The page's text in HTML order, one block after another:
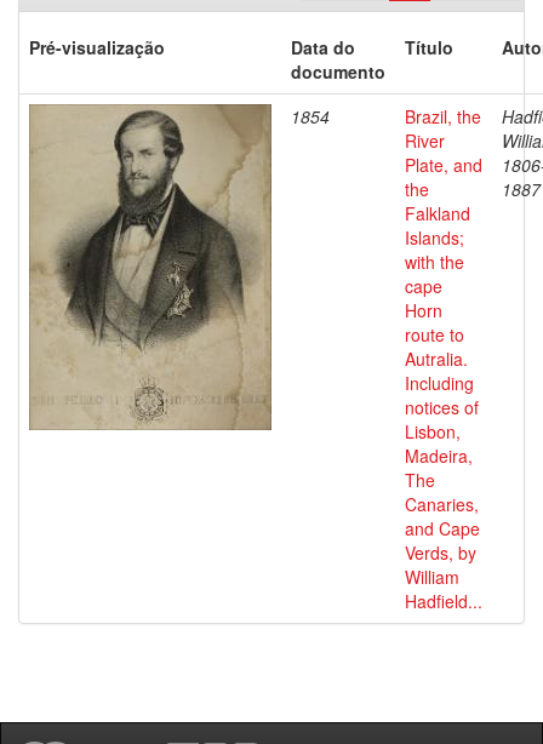
Pré-visualização
Data do
documento
Título
1854
Brazil, the
River
Plate, and
the
Falkland
Islands;
with the
cape
Horn
route to
Autralia.
Including
notices of
Lisbon,
Madeira,
The
Canaries,
and Cape
Verds, by
William
Hadfield...
1887